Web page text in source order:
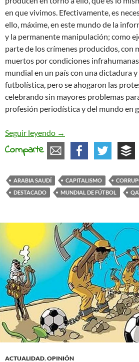
en que vivimos. Efectivamente, es
ello, máxime, en este mundo de la
y la permanente manipulación; como
parte de los crímenes producidos, con
muertos por condiciones
mundial en un país con una dictadura
futbolística, pero se ahogaron las
celebrando sin mayores problemas
profesión periodística y del mundo en
Seguir leyendo «Qatar. Sangre, dinero
→
Comparte
ARABIA SAUDÍ CAPITALISMO
DESTACADO
MUNDIAL DE FÚTBOL
ACTUALIDAD,OPINIÓN